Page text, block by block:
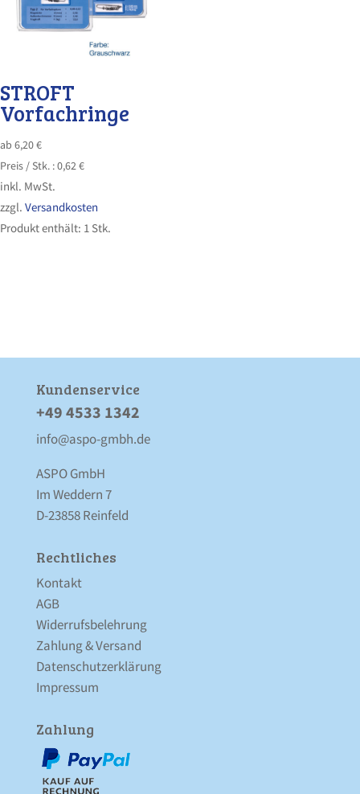
STROFT
Vorfachringe
ab 6,20€
Preis / Stk. :0,62€
inkl. MwSt.
zzgl. Versandkosten
Produkt enthält: 1 Stk.
Kunden­service
+49 4533 1342
info@aspo-gmbh.de
ASPO GmbH
Im Weddern 7
D-23858 Reinfeld
Rechtliches
Kontakt
AGB
Widerrufsbelehrung
Zahlung & Versand
Datenschutz­erklärung
Impressum
Zahlung